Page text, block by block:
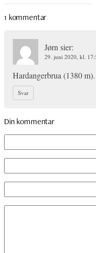
1 kommentar
Jørnsier:
29. juni 2020, kl.
Hardangerbrua (1380
Svar
Din kommentar